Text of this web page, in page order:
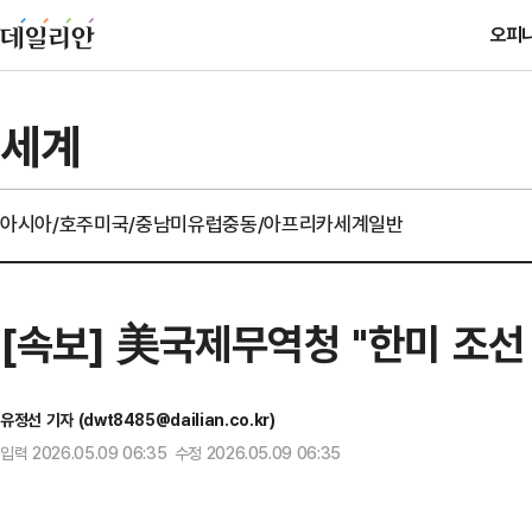
오피
세계
아시아/호주미국/중남미유럽중동/아프리카세계일반
[속보] 美국제무역청 "한미 조
유정선 기자 (dwt8485@dailian.co.kr)
입력 2026.05.09 06:35 수정 2026.05.09 06:35